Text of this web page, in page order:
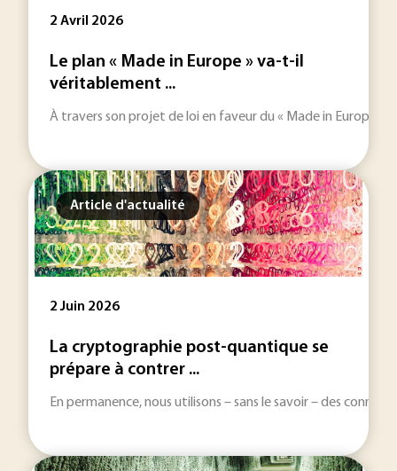
2 Avril 2026
Le plan « Made in Europe » va-t-il
véritablement ...
À travers son projet de loi en faveur du « Made in Europe
Article d'actualité
2 Juin 2026
La cryptographie post-quantique se
prépare à contrer ...
En permanence, nous utilisons – sans le savoir – des